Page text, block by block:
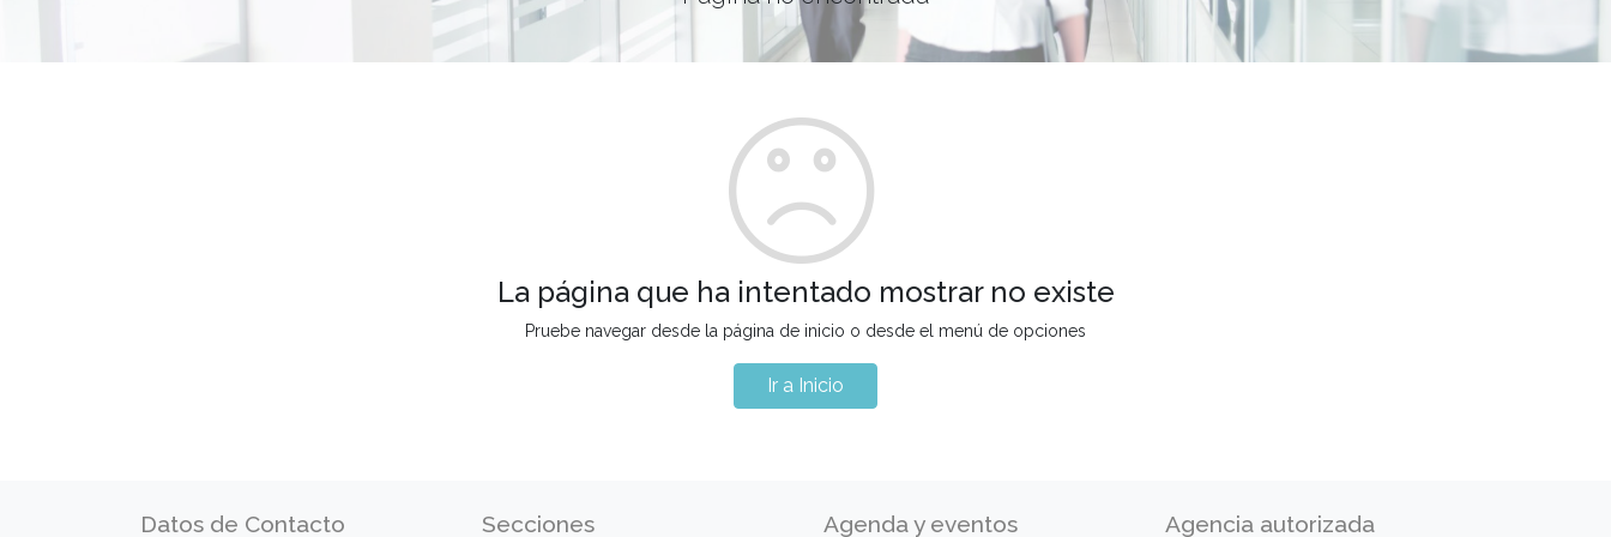
La página que ha intentado mostrar no existe
Pruebe navegar desde la página de inicio o desde el menú de opciones
Ir a Inicio
Datos de Contacto Secciones Agenda y eventos Agencia autorizada